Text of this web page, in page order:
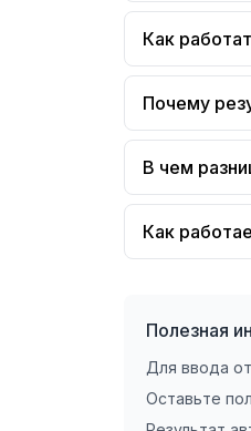
Как
Почему
В чем
Как
Полезная
Для ввода
Оставьте